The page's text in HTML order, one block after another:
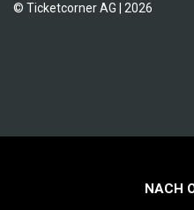
© Ticketcorner AG | 2026
NACH